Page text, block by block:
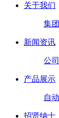
关于我们
集
新闻资讯
公
产品展示
自
招贤纳士